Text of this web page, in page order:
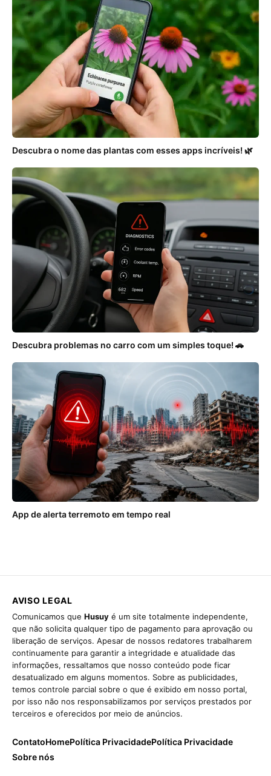
Descubra o nome das plantas com esses apps incríveis! 🌿
Descubra problemas no carro com um simples toque! 🚗
App de alerta terremoto em tempo real
AVISO LEGAL
Comunicamos que Husuy é um site totalmente independente,
que não solicita qualquer tipo de pagamento para aprovação ou
liberação de serviços. Apesar de nossos redatores trabalharem
continuamente para garantir a integridade e atualidade das
informações, ressaltamos que nosso conteúdo pode ficar
desatualizado em alguns momentos. Sobre as publicidades,
temos controle parcial sobre o que é exibido em nosso portal,
por isso não nos responsabilizamos por serviços prestados por
terceiros e oferecidos por meio de anúncios.
ContatoHomePolítica PrivacidadePolítica Privacidade
Sobre nós